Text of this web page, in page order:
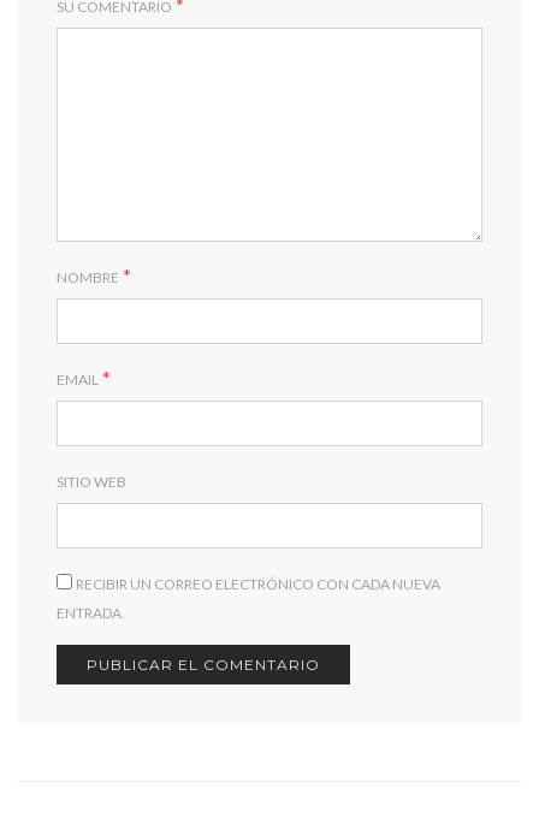
SU COMENTARIO
NOMBRE *
EMAIL *
SITIO WEB
RECIBIR UN CORREO ELECTRÓNICO CON CADA NUEVA
ENTRADA.